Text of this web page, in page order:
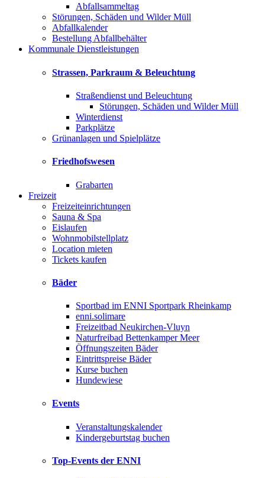
Abfallsammeltag
Störungen, Schäden und Wilder Müll
Abfallkalender
Bestellung Abfallbehälter
Kommunale Dienstleistungen
Strassen, Parkraum & Beleuchtung
Straßendienst und Beleuchtung
Störungen, Schäden und Wilder Müll
Winterdienst
Parkplätze
Grünanlagen und Spielplätze
Friedhofswesen
Grabarten
Freizeit
Freizeiteinrichtungen
Sauna & Spa
Eislaufen
Wohnmobilstellplatz
Location mieten
Tickets kaufen
Bäder
Sportbad im ENNI Sportpark Rheinkamp
enni.solimare
Freizeitbad Neukirchen-Vluyn
Naturfreibad Bettenkamper Meer
Öffnungszeiten Bäder
Eintrittspreise Bäder
Kurse buchen
Hundewiese
Events
Veranstaltungskalender
Kindergeburtstag buchen
Top-Events der ENNI